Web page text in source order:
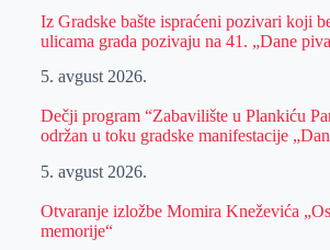
Iz Gradske bašte ispraćeni pozivari koji
ulicama grada pozivaju na 41. „Dane
5. avgust 2026.
Dečji program “Zabavilište u Plankiću
održan u toku gradske manifestacije
5. avgust 2026.
Otvaranje izložbe Momira Kneževića
memorije“